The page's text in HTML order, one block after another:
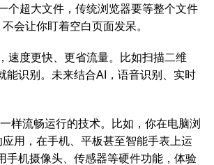
个超大文件，传统浏览器要等整个文件
会让你盯着空白页面发呆。
速度更快、更省流量。比如扫描二维
能识别。未来结合AI，语音识别、实时
样流畅运行的技术。比如，你在电脑浏
用，在手机、平板甚至智能手表上运
手机摄像头、传感器等硬件功能，体验